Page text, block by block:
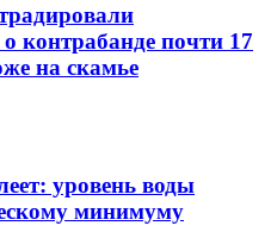
контрабанде почти 17
на скамье
уровень воды
минимуму